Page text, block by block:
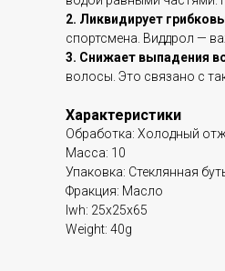
2. Ликвидирует
спортсмена. Виддрол —
3. Снижает выпадения
волосы. Это связано с
Характеристики
Обработка: Холодный
Масса: 10
Упаковка: Стеклянная
Фракция: Масло
lwh: 25x25x65
Weight: 40g